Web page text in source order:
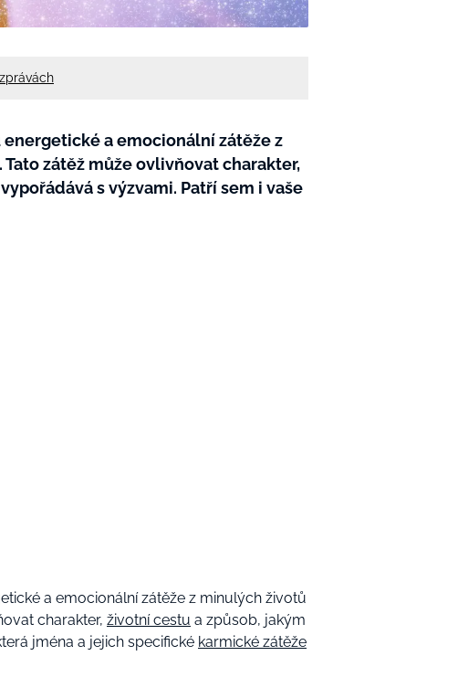
a emocionální zátěže z
zátěž může ovlivňovat charakter,
s výzvami. Patří sem i vaše
a emocionální zátěže z minulých životů
charakter, životní cestu a způsob, jakým
jména a jejich specifické karmické zátěže